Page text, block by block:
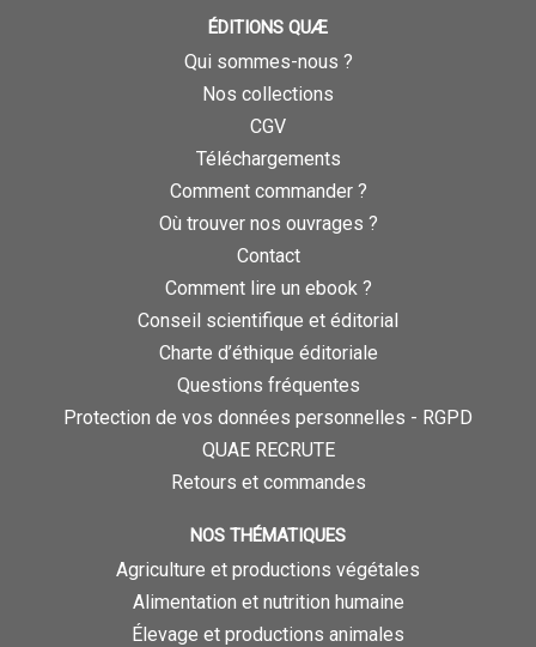
ÉDITIONS QUÆ
Qui sommes-nous ?
Nos collections
CGV
Téléchargements
Comment commander ?
Où trouver nos ouvrages ?
Contact
Comment lire un ebook ?
Conseil scientifique et éditorial
Charte d’éthique éditoriale
Questions fréquentes
Protection de vos données personnelles - RGPD
QUAE RECRUTE
Retours et commandes
NOS THÉMATIQUES
Agriculture et productions végétales
Alimentation et nutrition humaine
Élevage et productions animales